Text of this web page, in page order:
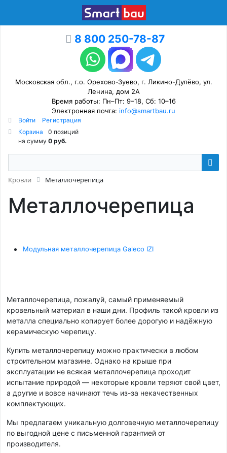
8 800 250-78-87
Московская обл., г.о. Орехово-Зуево, г. Ликино-Дулёво, ул.
Ленина, дом 2А
Время работы: Пн–Пт: 9–18, Сб: 10–16
Электронная почта: info@smartbau.ru
Войти
Регистрация
Корзина
0 позиций
на сумму 0 руб.
Кровли Металлочерепица
Металлочерепица
Модульная металлочерепица Galeco IZI
Металлочерепица, пожалуй, самый применяемый
кровельный материал в наши дни. Профиль такой кровли из
металла специально копирует более дорогую и надёжную
керамическую черепицу.
Купить металлочерепицу можно практически в любом
строительном магазине. Однако на крыше при
эксплуатации не всякая металлочерепица проходит
испытание природой — некоторые кровли теряют свой цвет,
а другие и вовсе начинают течь из-за некачественных
комплектующих.
Мы предлагаем уникальную долговечную металлочерепицу
по выгодной цене с письменной гарантией от
производителя.